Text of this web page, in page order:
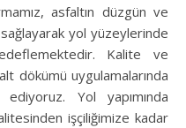
asfaltın düzgün ve
yol yüzeylerinde
Kalite ve
dökümü uygulamalarında
ediyoruz. Yol yapımında
işçiliğimize kadar